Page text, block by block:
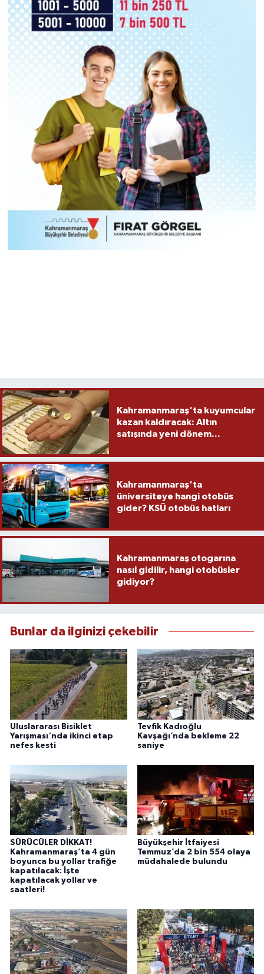
Kahramanmaraş'ta kuyumcular
kazan kaldıracak: Altın
satışında yeni dönem...
Kahramanmaraş'ta
üniversiteye hangi otobüs
gider? KSÜ otobüs hatları
Kahramanmaraş otogarına
nasıl gidilir, hangi otobüsler
gidiyor?
Bunlar da ilginizi çekebilir
Uluslararası Bisiklet
Yarışması'nda ikinci etap
nefes kesti
Tevfik Kadıoğlu
Kavşağı’nda bekleme 22
saniye
SÜRÜCÜLER DİKKAT!
Kahramanmaraş’ta 4 gün
boyunca bu yollar trafiğe
kapatılacak: İşte
kapatılacak yollar ve
saatleri!
Büyükşehir İtfaiyesi
Temmuz’da 2 bin 554 olaya
müdahalede bulundu